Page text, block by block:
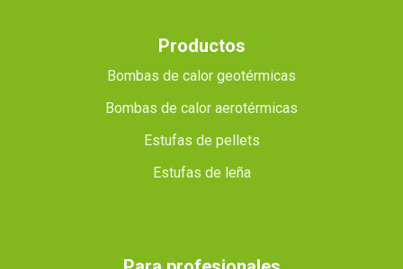
Productos
Bombas de calor geotérmicas
Bombas de calor aerotérmicas
Estufas de pellets
Estufas de leña